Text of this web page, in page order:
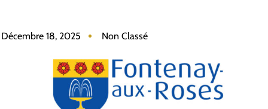
Décembre 18, 2025 Non Classé